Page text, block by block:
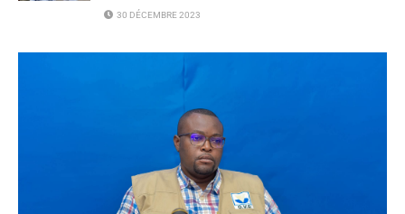
30 DÉCEMBRE 2023